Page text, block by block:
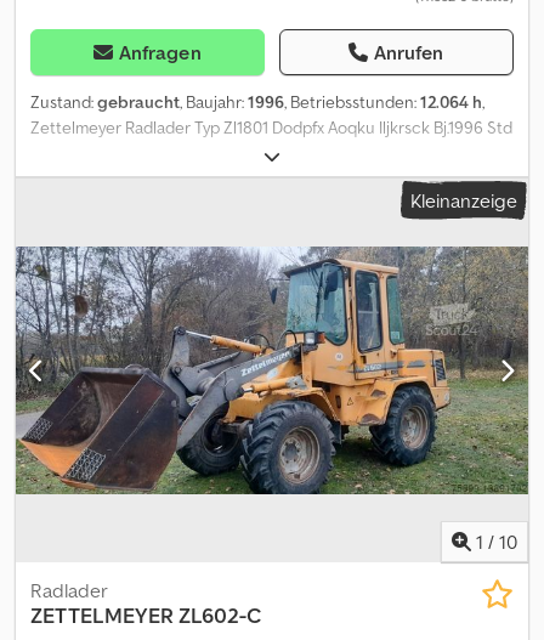
Anfragen Anrufen
Zustand:gebraucht, Baujahr:1996, Betriebsstunden:12.064 h,
Zettelmeyer Radlader Typ Zl1801 Dodpfx Aoqku Iljkrsck Bj.1996 Std
12064 6Zyl Motor 128 Ps Hochkippschaufel
Kleinanzeige
1 / 10
Radlader
ZETTELMEYER ZL602-C